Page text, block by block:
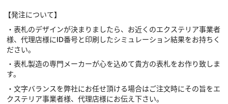
【発注について】
・表札のデザインが決まりましたら、お近くのエクステリア事業者
様、代理店様にID番号と印刷したシミュレーション結果をお持ちく
ださい。
・表札製造の専門メーカーが心を込めて貴方の表札をお作り致しま
す。
・文字バランスを弊社にお任せ頂ける場合はご注文時にその旨をエ
クステリア事業者様、代理店様にお伝え下さい。